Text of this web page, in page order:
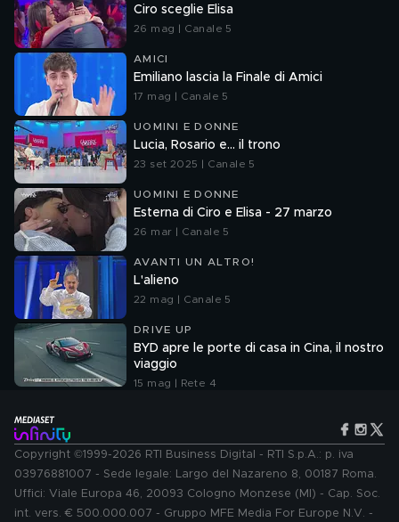
Ciro sceglie Elisa
26 mag | Canale 5
AMICI
Emiliano lascia la Finale di Amici
17 mag | Canale 5
UOMINI E DONNE
Lucia, Rosario e... il trono
23 set 2025 | Canale 5
UOMINI E DONNE
Esterna di Ciro e Elisa - 27 marzo
26 mar | Canale 5
AVANTI UN ALTRO!
L'alieno
22 mag | Canale 5
DRIVE UP
BYD apre le porte di casa in Cina, il nostro
viaggio
15 mag | Rete 4
Copyright ©1999-2026 RTI Business Digital - RTI S.p.A.: p. iva
03976881007 - Sede legale: Largo del Nazareno 8, 00187 Roma.
Uffici: Viale Europa 46, 20093 Cologno Monzese (MI) - Cap. Soc.
int. vers. € 500.000.007 - Gruppo MFE Media For Europe N.V. -